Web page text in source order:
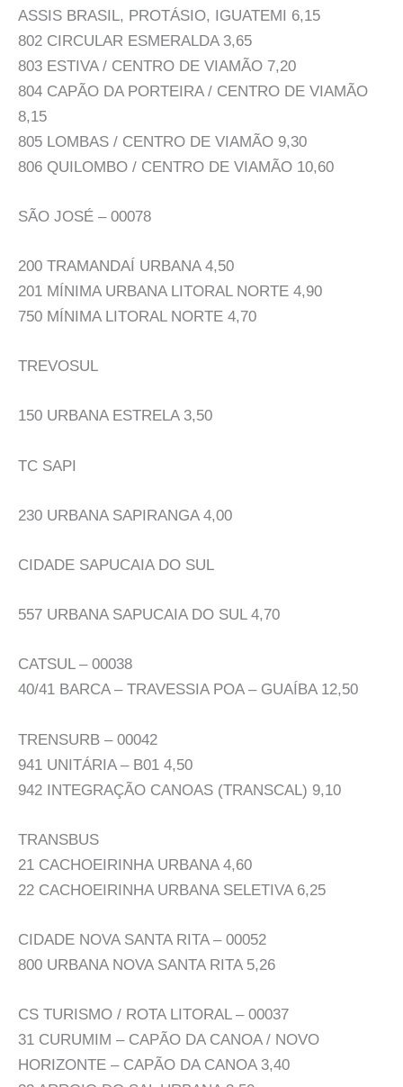
ASSIS BRASIL, PROTÁSIO, IGUATEMI 6,15
802 CIRCULAR ESMERALDA 3,65
803 ESTIVA / CENTRO DE VIAMÃO 7,20
804 CAPÃO DA PORTEIRA / CENTRO DE VIAMÃO
8,15
805 LOMBAS / CENTRO DE VIAMÃO 9,30
806 QUILOMBO / CENTRO DE VIAMÃO 10,60
SÃO JOSÉ – 00078
200 TRAMANDAÍ URBANA 4,50
201 MÍNIMA URBANA LITORAL NORTE 4,90
750 MÍNIMA LITORAL NORTE 4,70
TREVOSUL
150 URBANA ESTRELA 3,50
TC SAPI
230 URBANA SAPIRANGA 4,00
CIDADE SAPUCAIA DO SUL
557 URBANA SAPUCAIA DO SUL 4,70
CATSUL – 00038
40/41 BARCA – TRAVESSIA POA – GUAÍBA 12,50
TRENSURB – 00042
941 UNITÁRIA – B01 4,50
942 INTEGRAÇÃO CANOAS (TRANSCAL) 9,10
TRANSBUS
21 CACHOEIRINHA URBANA 4,60
22 CACHOEIRINHA URBANA SELETIVA 6,25
CIDADE NOVA SANTA RITA – 00052
800 URBANA NOVA SANTA RITA 5,26
CS TURISMO / ROTA LITORAL – 00037
31 CURUMIM – CAPÃO DA CANOA / NOVO
HORIZONTE – CAPÃO DA CANOA 3,40